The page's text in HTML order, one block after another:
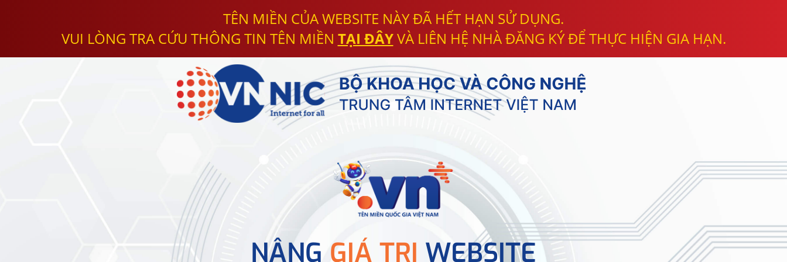
TÊN MIỀN CỦA WEBSITE NÀY ĐÃ HẾT HẠN SỬ DỤNG.
VUI LÒNG TRA CỨU THÔNG TIN TÊN MIỀN TẠI ĐÂYVÀ LIÊN HỆ NHÀ ĐĂNG KÝ ĐỂ THỰC HIỆN GIA HẠN.
NÂNG GIÁ TRỊ WEBSITE